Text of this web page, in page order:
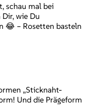
schau mal bei
wie Du
😂 – Rosetten basteln
„Sticknaht-
Und die Prägeform